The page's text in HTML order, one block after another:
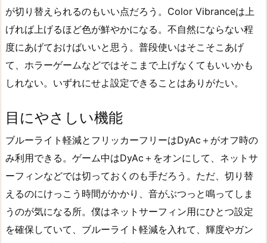
が切り替えられるのもいい点だろう。Color Vibranceは上
げれば上げるほど色が鮮やかになる。不自然にならない程
度にあげておけばいいと思う。普段使いはそこそこあげ
て、ホラーゲームなどではそこまで上げなくてもいいかも
しれない。いずれにせよ設定できることはありがたい。
目にやさしい機能
ブルーライト軽減とフリッカーフリーはDyAc＋がオフ時の
み利用できる。ゲーム中はDyAc＋をオンにして、ネットサ
ーフィンなどでは切っておくのも手だろう。ただ、切り替
えるのにけっこう時間がかかり、音がぶつっと鳴ってしま
うのが気になる所。僕はネットサーフィン用にひとつ設定
を確保していて、ブルーライト軽減を入れて、輝度やガン